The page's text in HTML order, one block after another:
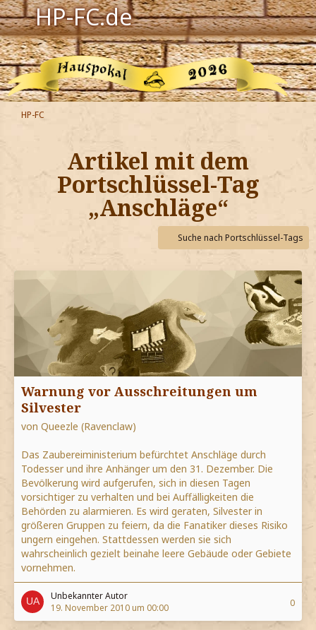
HP-FC.de
Navigation
Harry Potter
Der HP-FC
Hogwarts
Zauberwelt
Willkommen
Jetzt Fanclub-Mitglied werden!
HP-FC
Artikel mit dem
Portschlüssel-Tag
„Anschläge“
Suche nach Portschlüssel-Tags
Warnung vor Ausschreitungen um
Silvester
von Queezle (Ravenclaw)
Das Zaubereiministerium befürchtet Anschläge durch
Todesser und ihre Anhänger um den 31. Dezember. Die
Bevölkerung wird aufgerufen, sich in diesen Tagen
vorsichtiger zu verhalten und bei Auffälligkeiten die
Behörden zu alarmieren. Es wird geraten, Silvester in
größeren Gruppen zu feiern, da die Fanatiker dieses Risiko
ungern eingehen. Stattdessen werden sie sich
wahrscheinlich gezielt beinahe leere Gebäude oder Gebiete
vornehmen.
Unbekannter Autor
19. November 2010 um 00:00
0